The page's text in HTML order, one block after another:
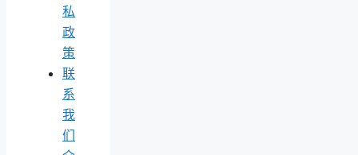
私
政
策
联
系
我
们